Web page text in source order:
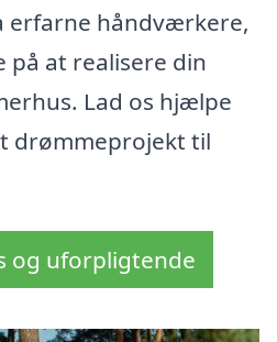
erfarne håndværkere,
på at realisere din
Lad os hjælpe
drømmeprojekt til
og uforpligtende